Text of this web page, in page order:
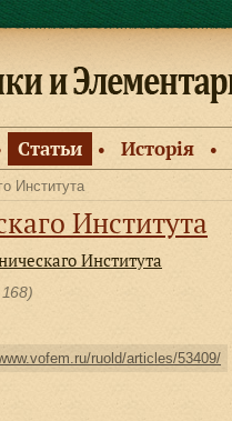
Статьи ● Исторiя ●
Института
Института
Института
168)
ruold/articles/53409/